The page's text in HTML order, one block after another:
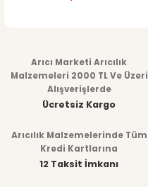
Arıcı Marketi Arıcılık
Malzemeleri 2000 TL Ve Üzeri
Alışverişlerde
Ücretsiz Kargo
Arıcılık Malzemelerinde Tüm
Kredi Kartlarına
12 Taksit İmkanı